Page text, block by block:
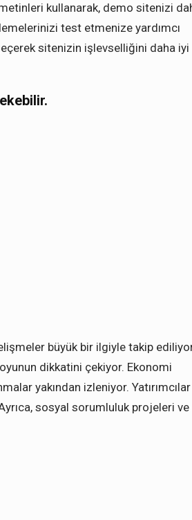
kullanarak, demo sitenizi
test etmenize yardımcı
sitenizin işlevselliğini daha iyi
büyük bir ilgiyle takip
dikkatini çekiyor. Ekonomi
yakından izleniyor.
sosyal sorumluluk projeleri ve